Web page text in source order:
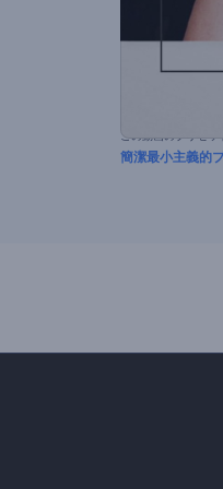
この動画のプリセッ
簡潔最小主義的